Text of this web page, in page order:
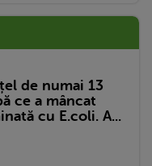
de numai 13
ce a mâncat
cu E.coli. A...